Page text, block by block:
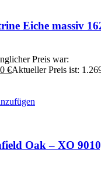
Eiche massiv
Preis war:
€Aktueller Preis ist:
Oak – XO